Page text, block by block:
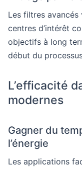
Les filtres
centres d’intérêt
objectifs à long
début du
L’efficacité
modernes
Gagner du
l’énergie
Les applications